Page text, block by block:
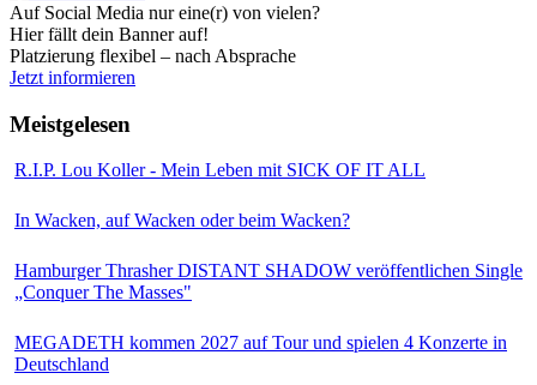
Auf Social Media nur eine(r) von vielen?
Hier fällt dein Banner auf!
Platzierung flexibel – nach Absprache
Jetzt informieren
Meistgelesen
R.I.P. Lou Koller - Mein Leben mit SICK OF IT ALL
In Wacken, auf Wacken oder beim Wacken?
Hamburger Thrasher DISTANT SHADOW veröffentlichen Single
„Conquer The Masses"
MEGADETH kommen 2027 auf Tour und spielen 4 Konzerte in
Deutschland